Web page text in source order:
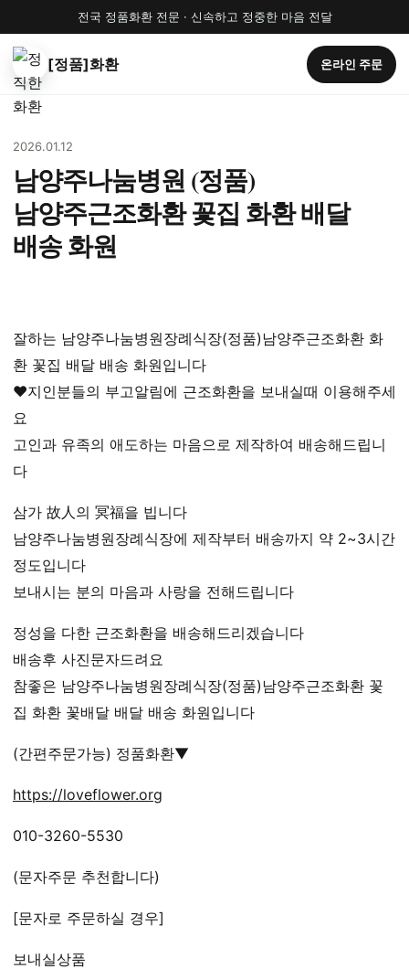
전국 정품화환 전문 · 신속하고 정중한 마음 전달
[정품]화환 온라인 주문
2026.01.12
남양주나눔병원 (정품)
남양주근조화환 꽃집 화환 배달
배송 화원
잘하는 남양주나눔병원장례식장(정품)남양주근조화환 화
환 꽃집 배달 배송 화원입니다
♥지인분들의 부고알림에 근조화환을 보내실때 이용해주세
요
고인과 유족의 애도하는 마음으로 제작하여 배송해드립니
다
삼가 故人의 冥福을 빕니다
남양주나눔병원장례식장에 제작부터 배송까지 약 2~3시간
정도입니다
보내시는 분의 마음과 사랑을 전해드립니다
정성을 다한 근조화환을 배송해드리겠습니다
배송후 사진문자드려요
참좋은 남양주나눔병원장례식장(정품)남양주근조화환 꽃
집 화환 꽃배달 배달 배송 화원입니다
(간편주문가능) 정품화환▼
https://loveflower.org
010-3260-5530
(문자주문 추천합니다)
[문자로 주문하실 경우]
보내실상품